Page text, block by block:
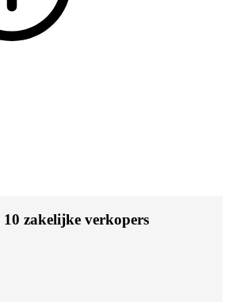
zakelijke verkopers